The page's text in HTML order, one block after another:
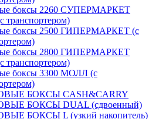
боксы 2260 СУПЕРМАРКЕТ
транспортером)
боксы 2500 ГИПЕРМАРКЕТ (с
боксы 2800 ГИПЕРМАРКЕТ
транспортером)
боксы 3300 МОЛЛ (с
БОКСЫ CASH&CARRY
БОКСЫ DUAL (сдвоенный)
БОКСЫ L (узкий накопитель)